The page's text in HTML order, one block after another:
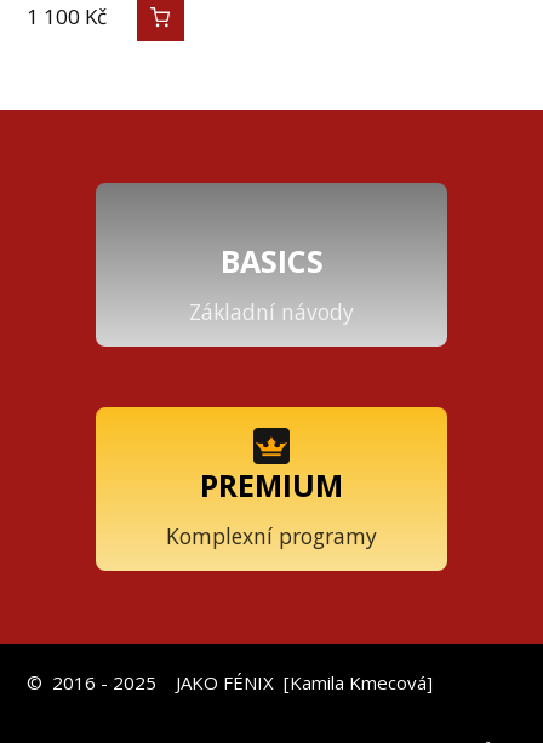
1 100 Kč
BASICS
Základní návody
PREMIUM
Komplexní programy
© 2016 - 2025 JAKO FÉNIX [Kamila Kmecová]